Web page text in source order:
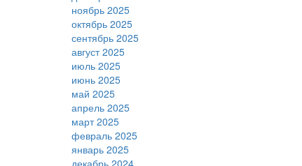
ноябрь 2025
октябрь 2025
сентябрь 2025
август 2025
июль 2025
июнь 2025
май 2025
апрель 2025
март 2025
февраль 2025
январь 2025